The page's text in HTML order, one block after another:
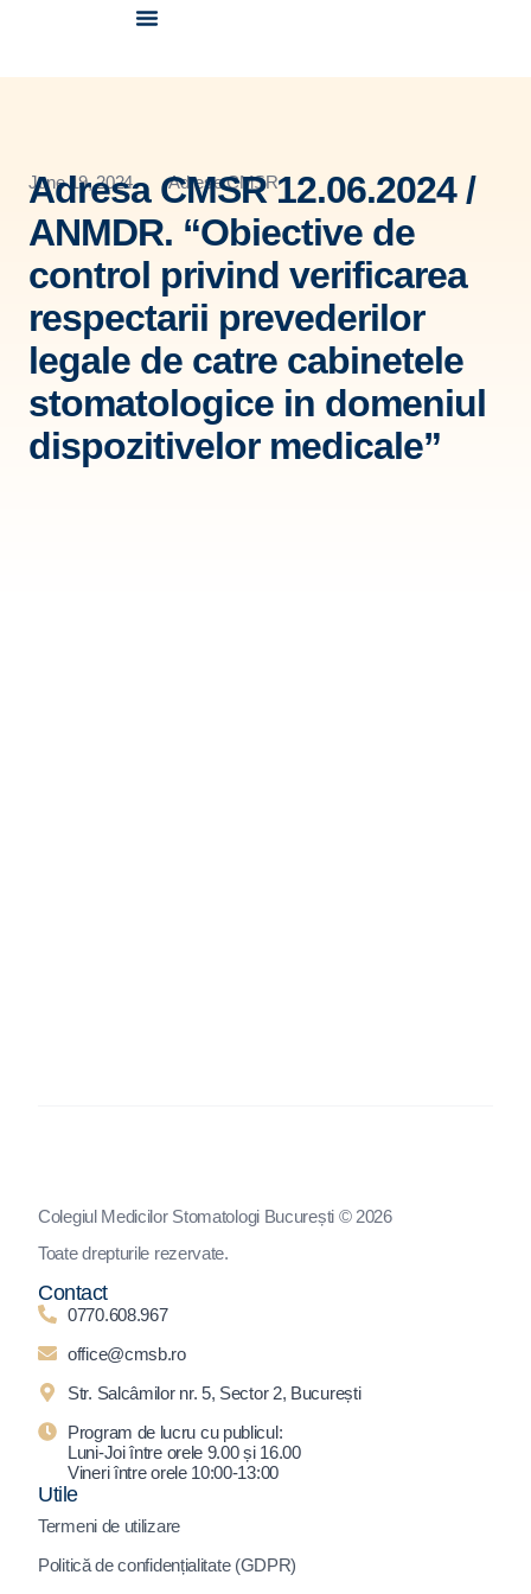
June 19, 2024 Adrese CMSR
Adresa CMSR 12.06.2024 /
ANMDR. “Obiective de
control privind verificarea
respectarii prevederilor
legale de catre cabinetele
stomatologice in domeniul
dispozitivelor medicale”
Colegiul Medicilor Stomatologi București © 2026
Toate drepturile rezervate.
Contact
0770.608.967
office@cmsb.ro
Str. Salcâmilor nr. 5, Sector 2, București
Program de lucru cu publicul:
Luni-Joi între orele 9.00 și 16.00
Vineri între orele 10:00-13:00
Utile
Termeni de utilizare
Politică de confidențialitate (GDPR)